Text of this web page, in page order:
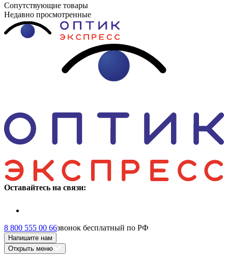
Сопутствующие товары
Недавно просмотренные
Оставайтесь на связи:
8 800 555 00 66звонок бесплатный по РФ
Напишите нам
Открыть меню